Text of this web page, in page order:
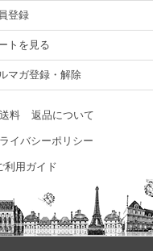
登録
トを見る
マガ登録・解除
料 返品について
イバシーポリシー
利用ガイド